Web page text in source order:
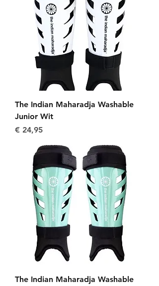
The Indian Maharadja Washable
Junior Wit
Prijs
€ 24,95
The Indian Maharadja Washable